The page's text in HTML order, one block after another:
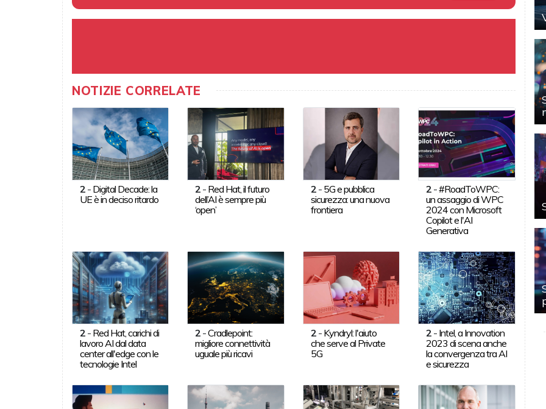
NOTIZIE CORRELATE
2- Digital Decade: la
UE è in deciso ritardo
2 - Red Hat, il futuro
dell’AI è sempre più
‘open’
2- 5G e pubblica
sicurezza: una nuova
frontiera
2 -#RoadToWPC:
un assaggio di WPC
2024 con Microsoft
Copilot e l'AI
Generativa
2- Red Hat, carichi di
lavoro AI dal data
center all'edge con le
tecnologie Intel
2 -Cradlepoint:
migliore connettività
uguale più ricavi
2- Kyndryl: l'aiuto
che serve al Private
5G
2 - Intel, a Innovation
2023 di scena anche
la convergenza tra AI
e sicurezza